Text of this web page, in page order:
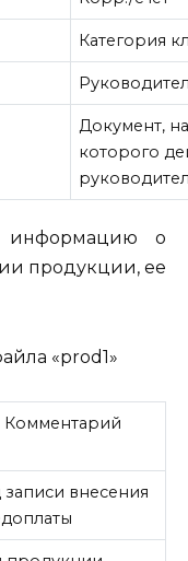
Категория
Документ,
которого
информацию о
продукции, ее
«prod1»
Комментарий
записи внесения